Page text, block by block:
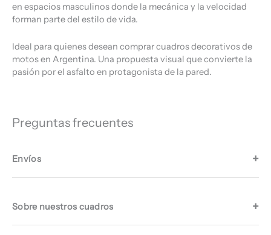
en espacios masculinos donde la mecánica y la velocidad
forman parte del estilo de vida.
Ideal para quienes desean comprar cuadros decorativos de
motos en Argentina. Una propuesta visual que convierte la
pasión por el asfalto en protagonista de la pared.
Preguntas frecuentes
Envíos
Sobre nuestros cuadros